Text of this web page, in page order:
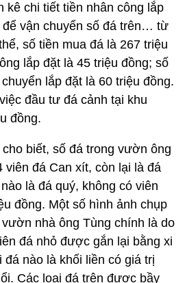
kê chi tiết tiền nhân công lắp
để vận chuyển số đá trên… từ
số tiền mua đá là 267 triệu
lắp đặt là 45 triệu đồng; số
lắp đặt là 60 triệu đồng.
đầu tư đá cảnh tại khu
đồng.
biết, số đá trong vườn ông
viên đá Can xít, còn lại là đá
là đá quý, không có viên
đồng. Một số hình ảnh chụp
nhà ông Tùng chính là do
đá nhỏ được gắn lại bằng xi
đá nào là khối liền có giá trị
Các loại đá trên được bầy